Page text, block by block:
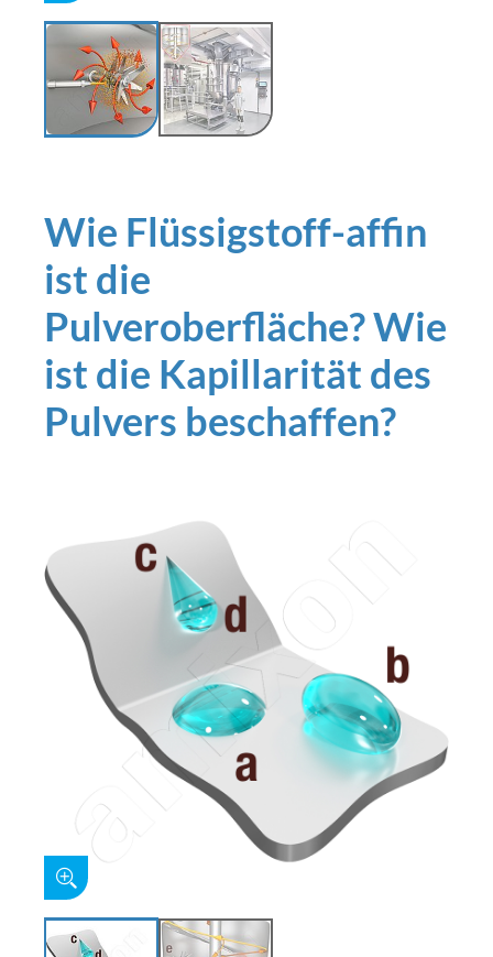
Wie Flüssigstoff-affin
ist die
Pulveroberfläche? Wie
ist die Kapillarität des
Pulvers beschaffen?